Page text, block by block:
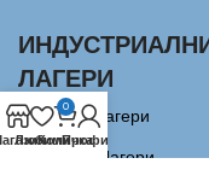
ЛАГЕРИ
Сачмени лагери
Аксиални Лагери
Любими
0
Количка
Профил